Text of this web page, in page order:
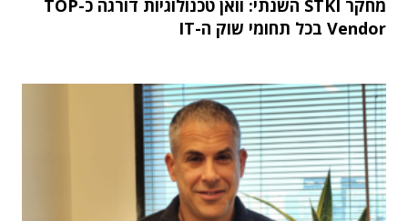
מחקר STKI השנתי: וואן טכנולוגיות דורגה כ-TOP
Vendor בכל תחומי שוק ה-IT